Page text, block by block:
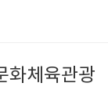
설치·운영 제한 내
화체육관광